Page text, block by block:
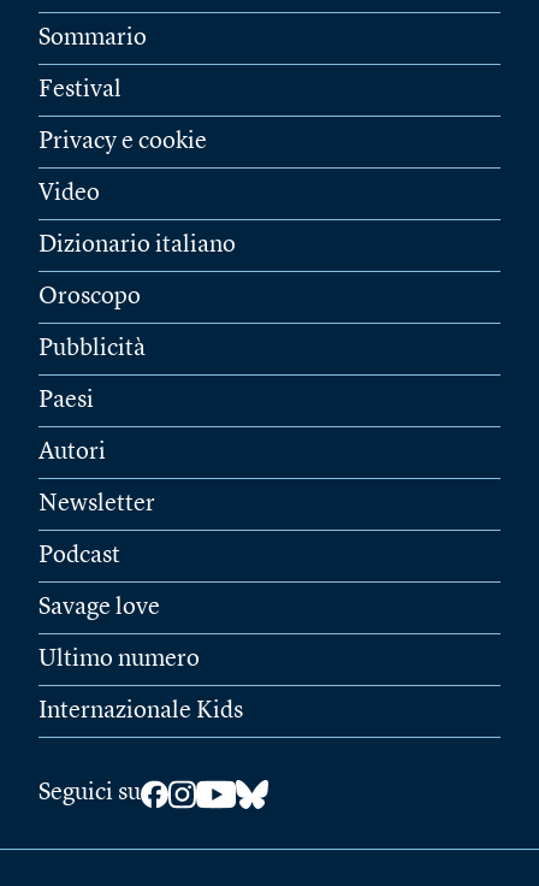
Sommario
Festival
Privacy e cookie
Video
Dizionario italiano
Oroscopo
Pubblicità
Paesi
Autori
Newsletter
Podcast
Savage love
Ultimo numero
Internazionale Kids
Seguici su